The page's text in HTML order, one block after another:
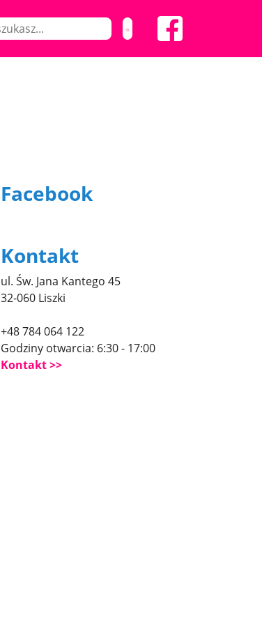
Facebook
Kontakt
ul. Św. Jana Kantego 45
32-060 Liszki
+48 784 064 122
Godziny otwarcia: 6:30 - 17:00
Kontakt